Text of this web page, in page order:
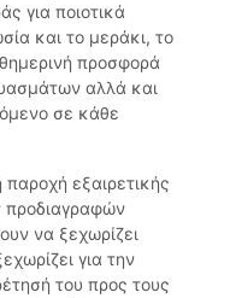
για ποιοτικά
και το μεράκι, το
προσφορά
αλλά και
σε κάθε
παροχή εξαιρετικής
προδιαγραφών
να ξεχωρίζει
για την
του προς τους